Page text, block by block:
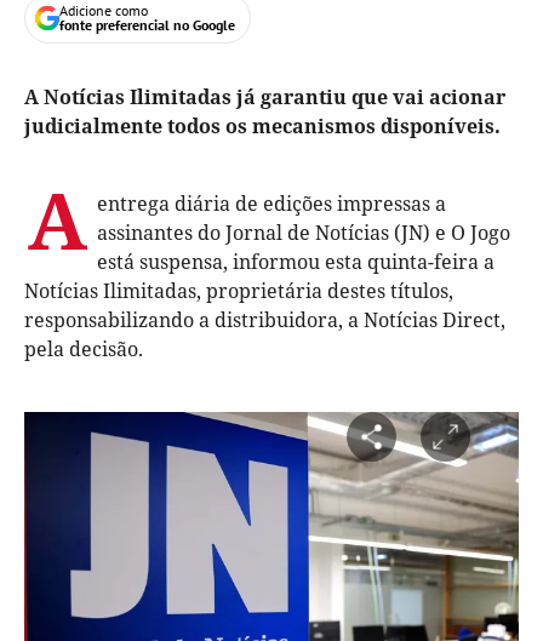
Adicione como
fonte preferencial no Google
A Notícias Ilimitadas já garantiu que vai acionar
judicialmente todos os mecanismos disponíveis.
A entrega diária de edições impressas a
assinantes do Jornal de Notícias (JN) e O Jogo
está suspensa, informou esta quinta-feira a
Notícias Ilimitadas, proprietária destes títulos,
responsabilizando a distribuidora, a Notícias Direct,
pela decisão.